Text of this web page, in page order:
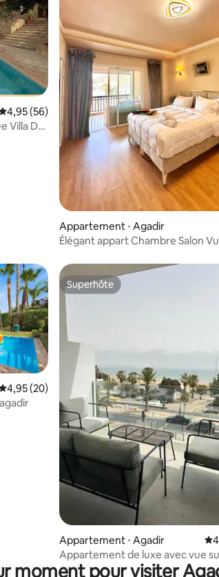
: 5 sur 5
moyenne sur la base de 56
4,95 (56)
Villa Dar
Appartement ⋅ Agadir
Élégant appart Chambre Salon
: 5 sur 5
moyenne sur la base de 20
4,95 (20)
Superhôte
Superhôte
Appartement ⋅ Agadir
Appartement de luxe avec vue
mer
moment pour visiter